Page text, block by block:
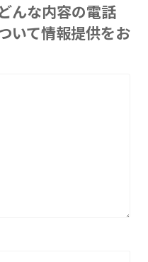
んな内容の電話
いて情報提供をお